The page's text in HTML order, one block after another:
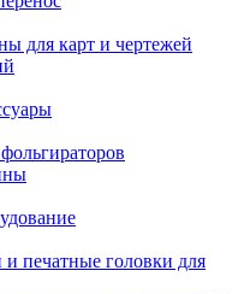
для карт и чертежей
печатные головки для